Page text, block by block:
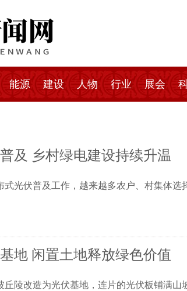
能源 建设 人物 行业 展会
及 乡村绿电建设持续升温
伏普及工作，越来越多农户、村集体选
地 闲置土地释放绿色价值
改造为光伏基地，连片的光伏板铺满山